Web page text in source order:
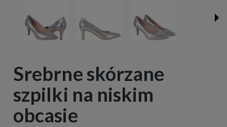
Srebrne skórzane
szpilki na niskim
obcasie